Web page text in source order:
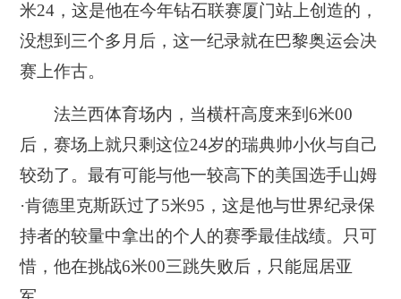
米24，这是他在今年钻石联赛厦门站上创造的，
没想到三个多月后，这一纪录就在巴黎奥运会决
赛上作古。
法兰西体育场内，当横杆高度来到6米00
后，赛场上就只剩这位24岁的瑞典帅小伙与自己
较劲了。最有可能与他一较高下的美国选手山姆
·肯德里克斯跃过了5米95，这是他与世界纪录保
持者的较量中拿出的个人的赛季最佳战绩。只可
惜，他在挑战6米00三跳失败后，只能屈居亚